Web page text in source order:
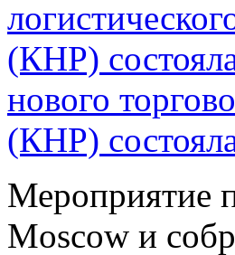
нового
(КНР)
Мероприятие
Moscow и